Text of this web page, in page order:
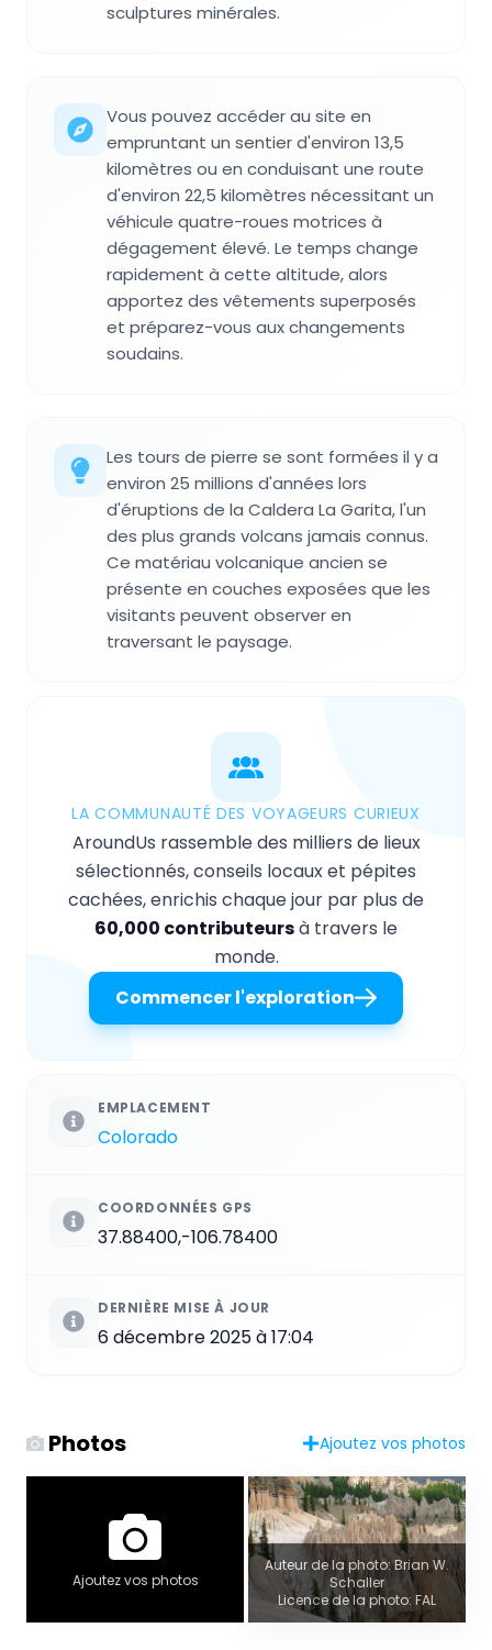
sculptures minérales.
Vous pouvez accéder au site en
empruntant un sentier d'environ 13,5
kilomètres ou en conduisant une route
d'environ 22,5 kilomètres nécessitant un
véhicule quatre-roues motrices à
dégagement élevé. Le temps change
rapidement à cette altitude, alors
apportez des vêtements superposés
et préparez-vous aux changements
soudains.
Les tours de pierre se sont formées il y a
environ 25 millions d'années lors
d'éruptions de la Caldera La Garita, l'un
des plus grands volcans jamais connus.
Ce matériau volcanique ancien se
présente en couches exposées que les
visitants peuvent observer en
traversant le paysage.
LA COMMUNAUTÉ DES VOYAGEURS CURIEUX
AroundUs rassemble des milliers de lieux
sélectionnés, conseils locaux et pépites
cachées, enrichis chaque jour par plus de
60,000 contributeursà travers le
monde.
Commencer l'exploration
EMPLACEMENT
Colorado
COORDONNÉES GPS
37.88400,-106.78400
DERNIÈRE MISE À JOUR
6 décembre 2025 à 17:04
Photos Ajoutez vos photos
Ajoutez vos photos
Auteur de la photo: Brian W.
Schaller
Licence de la photo: FAL